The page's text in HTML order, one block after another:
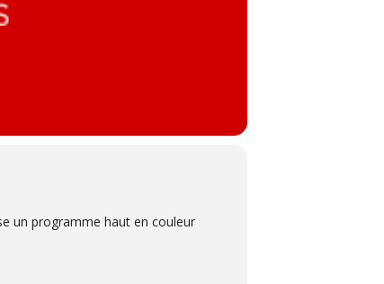
un programme haut en couleur